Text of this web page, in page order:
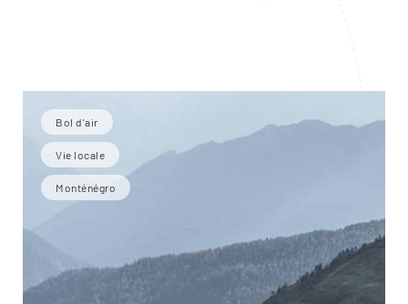
Bol d'air
Vie locale
Monténégro